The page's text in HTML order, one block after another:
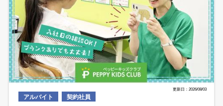
更新日：2026/08/03
アルバイト 契約社員